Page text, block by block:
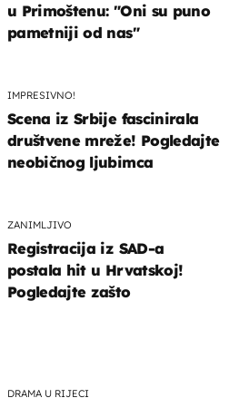
DRAMA U RIJECI
u Primoštenu: "Oni su puno
pametniji od nas"
IMPRESIVNO!
Scena iz Srbije fascinirala
društvene mreže! Pogledajte
neobičnog ljubimca
ZANIMLJIVO
Registracija iz SAD-a
postala hit u Hrvatskoj!
Pogledajte zašto